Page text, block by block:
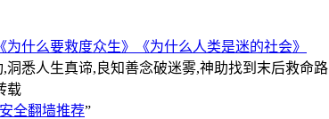
《为什么要救度众生》
《为什么人类是迷的社会》
悉人生真谛,良知善念破迷雾,神助找到末后救命路
载
安全翻墙推荐”